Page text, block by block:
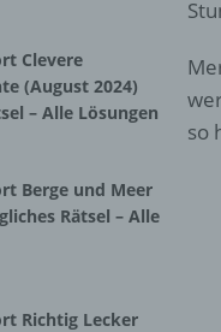
so
Clevere
(August 2024)
– Alle Lösungen
Berge und Meer
Rätsel – Alle
Richtig Lecker